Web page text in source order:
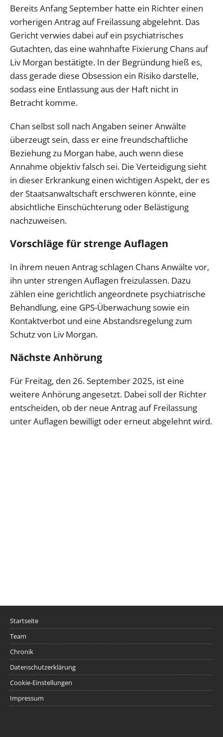
Bereits Anfang September hatte ein Richter einen
vorherigen Antrag auf Freilassung abgelehnt. Das
Gericht verwies dabei auf ein psychiatrisches
Gutachten, das eine wahnhafte Fixierung Chans auf
Liv Morgan bestätigte. In der Begründung hieß es,
dass gerade diese Obsession ein Risiko darstelle,
sodass eine Entlassung aus der Haft nicht in
Betracht komme.
Chan selbst soll nach Angaben seiner Anwälte
überzeugt sein, dass er eine freundschaftliche
Beziehung zu Morgan habe, auch wenn diese
Annahme objektiv falsch sei. Die Verteidigung sieht
in dieser Erkrankung einen wichtigen Aspekt, der es
der Staatsanwaltschaft erschweren könnte, eine
absichtliche Einschüchterung oder Belästigung
nachzuweisen.
Vorschläge für strenge Auflagen
In ihrem neuen Antrag schlagen Chans Anwälte vor,
ihn unter strengen Auflagen freizulassen. Dazu
zählen eine gerichtlich angeordnete psychiatrische
Behandlung, eine GPS-Überwachung sowie ein
Kontaktverbot und eine Abstandsregelung zum
Schutz von Liv Morgan.
Nächste Anhörung
Für Freitag, den 26. September 2025, ist eine
weitere Anhörung angesetzt. Dabei soll der Richter
entscheiden, ob der neue Antrag auf Freilassung
unter Auflagen bewilligt oder erneut abgelehnt wird.
Startseite
Team
Chronik
Datenschutzerklärung
Cookie-Einstellungen
Impressum